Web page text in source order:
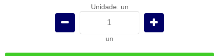
Unidade: un
un